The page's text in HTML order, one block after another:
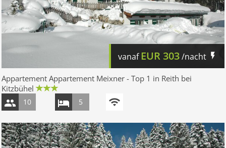
vanaf EUR303/nacht
Appartement Appartement Meixner - Top 1 in Reith bei
Kitzbühel
10 5